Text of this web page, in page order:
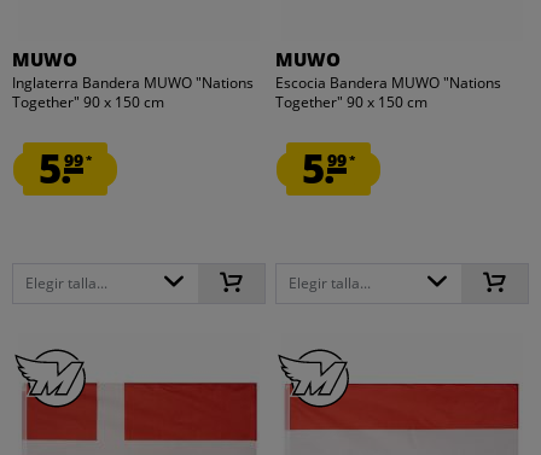
MUWO
Inglaterra Bandera MUWO "Nations
Together" 90 x 150 cm
5.99*
Elegir talla...
MUWO
Escocia Bandera MUWO "Nations
Together" 90 x 150 cm
5.99*
Elegir talla...